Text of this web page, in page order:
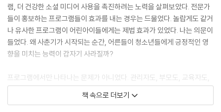
램, 더 건강한 소셜 미디어 사용을 촉진하려는 노력을 살펴보았다. 전문가
들이 홍보하는 프로그램들이 효과를 내는 경우는 드물었다. 놀랍게도 같거
나 유사한 프로그램이 어린아이들에게는 제법 효과가 있었다. 나는 의문이
들었다. 왜 사춘기가 시작되는 순간, 어른들이 청소년들에게 긍정적인 영
향을 미치는 능력이 갑자기 사라질까?
프로그램에서만 나타나는 문제가 아니었다. 관리자도, 부모도, 교육자도,
코치도 중요한 순간에 청소년에게 어떤 말을 해야 할지 알고 있다는 사람
은 거의 없었다. 청소년들은 수수께끼 그 자체였다. 안타깝게도 대부분의
책 속으로 더보기